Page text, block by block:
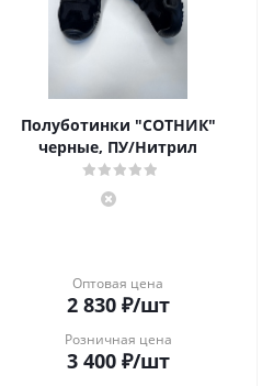
Полуботинки "СОТНИК"
черные, ПУ/Нитрил
Оптовая цена
2 830₽/шт
Розничная цена
3 400₽/шт